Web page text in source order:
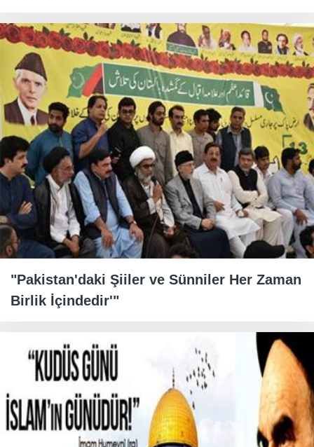
"Pakistan'daki Şiiler ve Sünniler Her Zaman
Birlik İçindedir'"